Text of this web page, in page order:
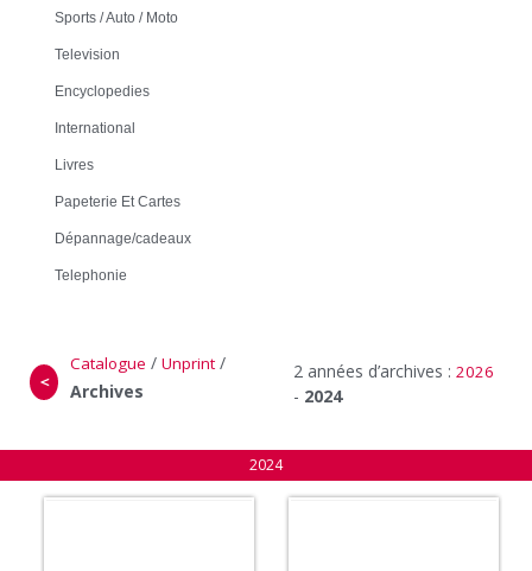
Sports / Auto / Moto
Television
Encyclopedies
International
Livres
Papeterie Et Cartes
Dépannage/cadeaux
Telephonie
＜
Catalogue / Unprint /
Archives
2 années d’archives : 2026
- 2024
2024